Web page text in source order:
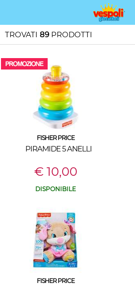
TROVATI 89 PRODOTTI
FISHER PRICE
PIRAMIDE 5 ANELLI
€ 10,00
DISPONIBILE
FISHER PRICE